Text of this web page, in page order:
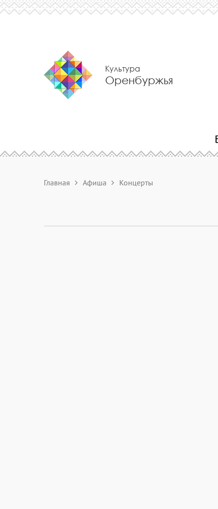
Культура
Оренбуржья
Главная Афиша Концерты